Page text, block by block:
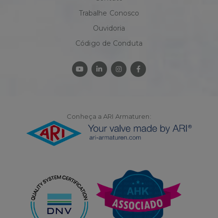
Trabalhe Conosco
Ouvidoria
Código de Conduta
Conheça a ARI Armaturen: